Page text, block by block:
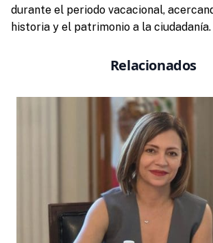
durante el periodo vacacional,
historia y el patrimonio a la ciudadanía.
Relacionados